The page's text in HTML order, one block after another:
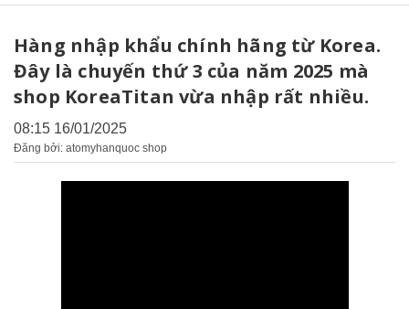
Hàng nhập khẩu chính hãng từ Korea.
Đây là chuyến thứ 3 của năm 2025 mà
shop KoreaTitan vừa nhập rất nhiều.
08:15 16/01/2025
Đăng bởi: atomyhanquoc shop